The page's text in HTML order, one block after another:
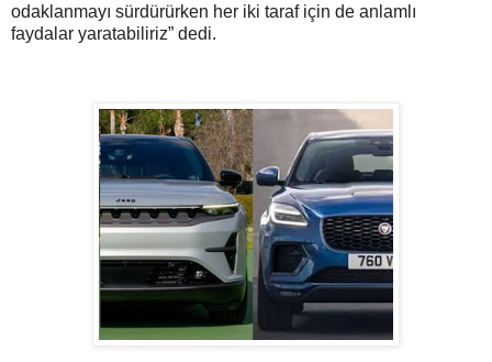
odaklanmayı sürdürürken her iki taraf için de anlamlı
faydalar yaratabiliriz” dedi.